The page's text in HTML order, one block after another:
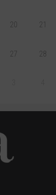
20 21
27 28